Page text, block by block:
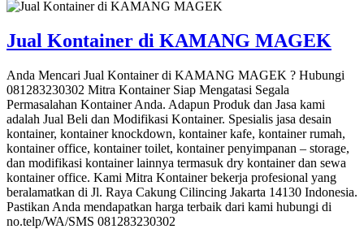
Jual Kontainer di KAMANG MAGEK
Anda Mencari Jual Kontainer di KAMANG MAGEK ? Hubungi
081283230302 Mitra Kontainer Siap Mengatasi Segala
Permasalahan Kontainer Anda. Adapun Produk dan Jasa kami
adalah Jual Beli dan Modifikasi Kontainer. Spesialis jasa desain
kontainer, kontainer knockdown, kontainer kafe, kontainer rumah,
kontainer office, kontainer toilet, kontainer penyimpanan – storage,
dan modifikasi kontainer lainnya termasuk dry kontainer dan sewa
kontainer office. Kami Mitra Kontainer bekerja profesional yang
beralamatkan di Jl. Raya Cakung Cilincing Jakarta 14130 Indonesia.
Pastikan Anda mendapatkan harga terbaik dari kami hubungi di
no.telp/WA/SMS 081283230302